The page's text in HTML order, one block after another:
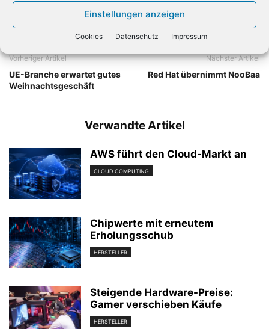
Einstellungen anzeigen
Cookies Datenschutz Impressum
Vorheriger Artikel
UE-Branche erwartet gutes
Weihnachtsgeschäft
Nächster Artikel
Red Hat übernimmt NooBaa
Verwandte Artikel
AWS führt den Cloud-Markt an
CLOUD COMPUTING
Chipwerte mit erneutem
Erholungsschub
HERSTELLER
Steigende Hardware-Preise:
Gamer verschieben Käufe
HERSTELLER